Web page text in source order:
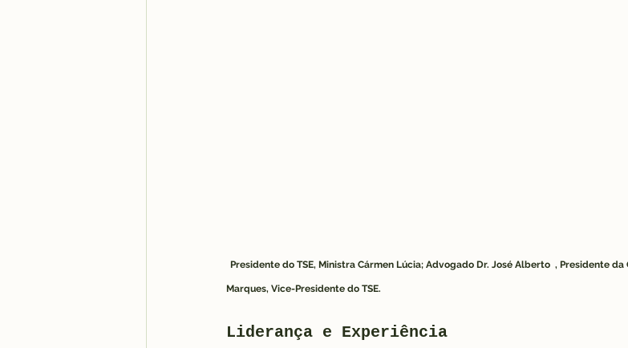
Presidente do TSE, Ministra Cármen Lúcia; Advogado Dr. José Alberto  , Presidente da
Marques, Vice-Presidente do TSE.
Liderança e Experiência